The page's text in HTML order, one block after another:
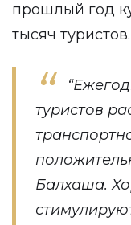
прошлый год
тысяч туристов.
туристов
Балхаша.